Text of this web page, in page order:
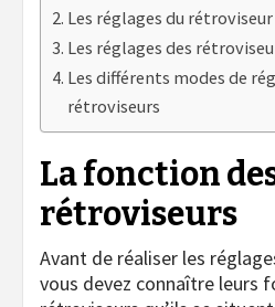
Les réglages du
Les réglages des
Les différents modes de
rétroviseurs
La fonction
rétroviseurs
Avant de réaliser les
vous devez connaître leurs